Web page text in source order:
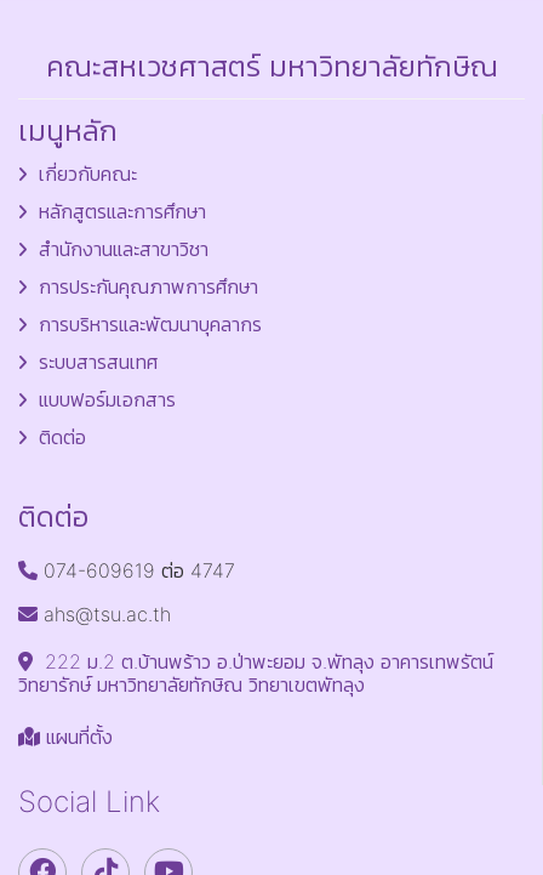
คณะสหเวชศาสตร์ มหาวิทยาลัยทักษิณ
เมนูหลัก
เกี่ยวกับคณะ
หลักสูตรและการศึกษา
สำนักงานและสาขาวิชา
การประกันคุณภาพการศึกษา
การบริหารและพัฒนาบุคลากร
ระบบสารสนเทศ
แบบฟอร์มเอกสาร
ติดต่อ
ติดต่อ
074-609619 ต่อ 4747
ahs@tsu.ac.th
222 ม.2 ต.บ้านพร้าว อ.ป่าพะยอม จ.พัทลุง อาคารเทพรัตน์
วิทยารักษ์ มหาวิทยาลัยทักษิณ วิทยาเขตพัทลุง
แผนที่ตั้ง
Social Link